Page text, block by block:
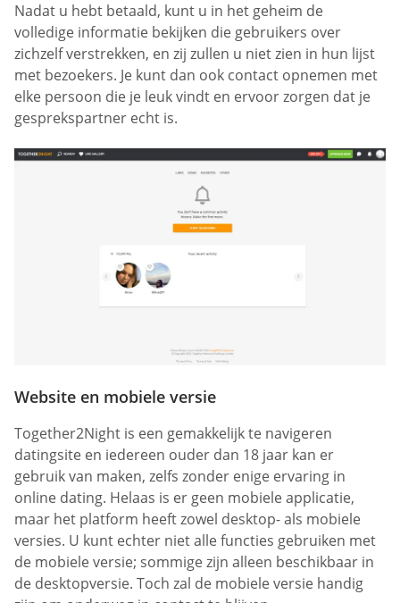
Nadat u hebt betaald, kunt u in het geheim de
volledige informatie bekijken die gebruikers over
zichzelf verstrekken, en zij zullen u niet zien in hun lijst
met bezoekers. Je kunt dan ook contact opnemen met
elke persoon die je leuk vindt en ervoor zorgen dat je
gesprekspartner echt is.
Website en mobiele versie
Together2Night is een gemakkelijk te navigeren
datingsite en iedereen ouder dan 18 jaar kan er
gebruik van maken, zelfs zonder enige ervaring in
online dating. Helaas is er geen mobiele applicatie,
maar het platform heeft zowel desktop- als mobiele
versies. U kunt echter niet alle functies gebruiken met
de mobiele versie; sommige zijn alleen beschikbaar in
de desktopversie. Toch zal de mobiele versie handig